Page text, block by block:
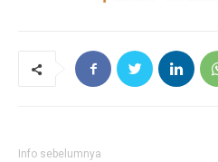
Info sebelumnya